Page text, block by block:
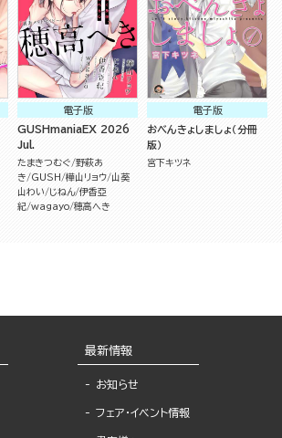
電子版
GUSHmaniaEX 2026
Jul.
たまきつむぐ 野萩あ
き
GUSH 樺山リョウ 山葵
山わい
じねん 伊香亞
紀 wagayo 穂高へき
電子版
おべんきょしましょ（分冊
版）
宮下キツネ
最新情報
お知らせ
フェア・イベント情報